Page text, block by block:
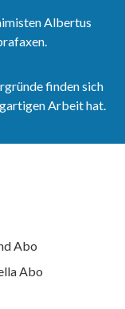
Albertus
finden sich
Arbeit hat.
Abo
Abo